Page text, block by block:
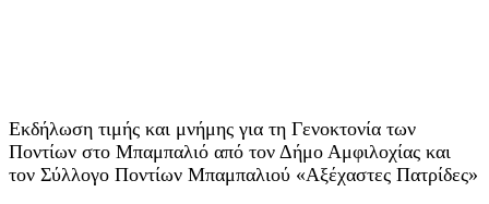
Εκδήλωση τιμής και μνήμης για τη Γενοκτονία των
Ποντίων στο Μπαμπαλιό από τον Δήμο Αμφιλοχίας και
τον Σύλλογο Ποντίων Μπαμπαλιού «Αξέχαστες Πατρίδες»